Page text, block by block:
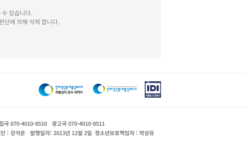
있습니다.
단에 의해 삭제 합니다.
국 070-4010-8510
광고국 070-4010-8511
: 강석운 발행일자: 2013년 12월 2일 청소년보호책임자 : 박상유